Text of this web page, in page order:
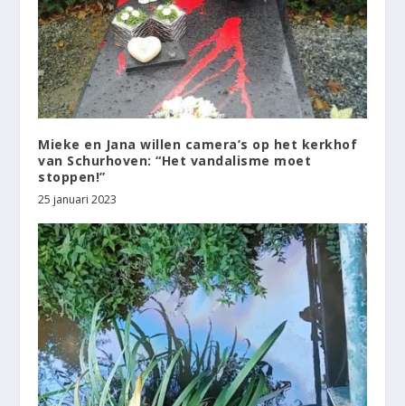
Mieke en Jana willen camera’s op het kerkhof
van Schurhoven: “Het vandalisme moet
stoppen!”
25 januari 2023